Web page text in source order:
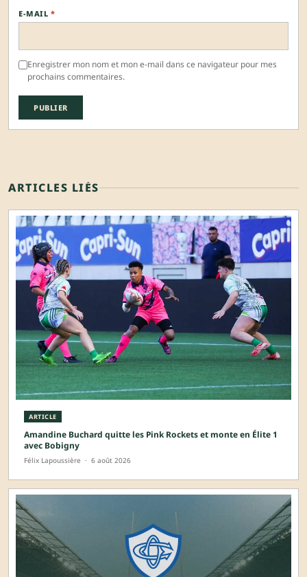
E-MAIL *
Enregistrer mon nom et mon e-mail dans ce navigateur pour mes
prochains commentaires.
ARTICLES LIÉS
ARTICLE
Amandine Buchard quitte les Pink Rockets et monte en Élite 1
avec Bobigny
Félix Lapoussière · 6 août 2026